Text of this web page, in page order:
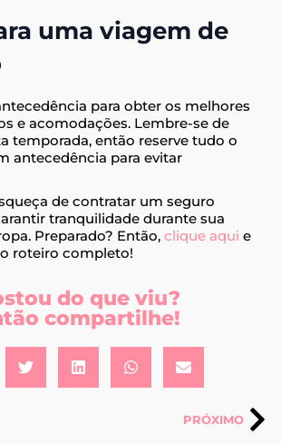
uma viagem de
para obter os melhores
e acomodações. Lembre-se de
temporada, então reserve tudo o
antecedência para evitar
de contratar um seguro
tranquilidade durante sua
Preparado? Então,clique aqui e
roteiro completo!
do que viu?
compartilhe!
PRÓXIMO